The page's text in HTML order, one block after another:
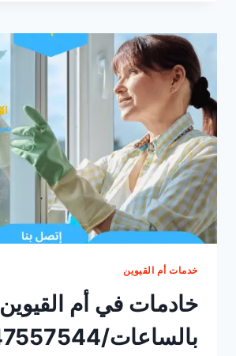
أم
القيوين
|0547557544
خدمات أم القيوين
خادمات في أم القيوين
بالساعات/0547557544